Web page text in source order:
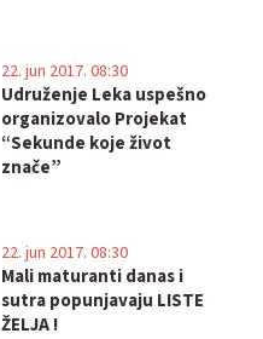
Udruženje Leka uspešno
organizovalo Projekat
“Sekunde koje život
znače”
22. jun 2017. 08:30
Mali maturanti danas i
sutra popunjavaju LISTE
ŽELJA !
22. jun 2017. 08:30